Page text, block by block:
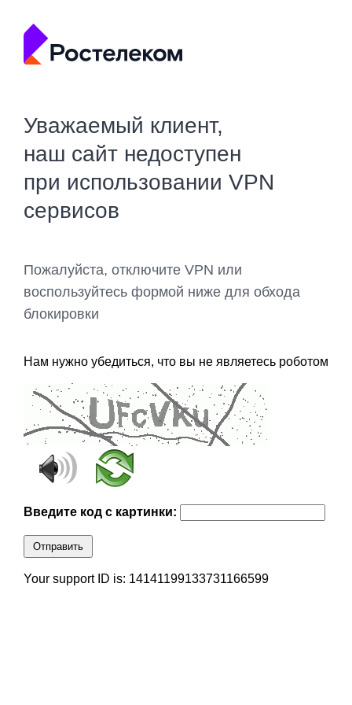
Уважаемый клиент,
наш сайт недоступен
при использовании VPN
сервисов
Пожалуйста, отключите VPN или
воспользуйтесь формой ниже для обхода
блокировки
Нам нужно убедиться, что вы не являетесь роботом
Введите код с картинки:
Отправить
Your support ID is: 14141199133731166599